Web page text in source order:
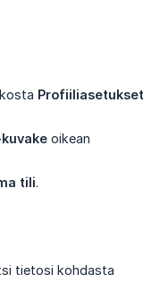
Profiiliasetukset
oikean
tili.
tietosi kohdasta